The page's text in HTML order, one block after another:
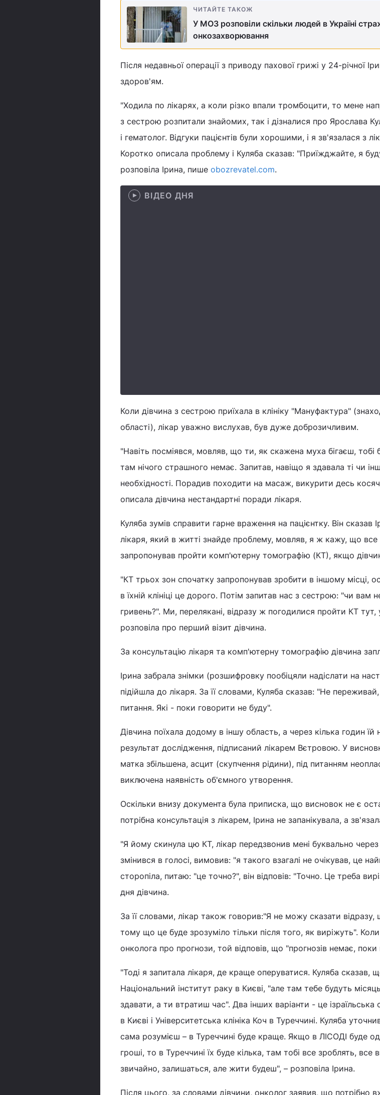
ЧИТАЙТЕ ТАКОЖ
У МОЗ розповіли скільки людей в Україні
онкозахворювання
Після недавньої операції з приводу пахової грижі у 24-річної
здоров'ям.
"Ходила по лікарях, а коли різко впали тромбоцити, то мене
з сестрою розпитали знайомих, так і дізналися про Ярослава
і гематолог. Відгуки пацієнтів були хорошими, і я зв'язалася з
Коротко описала проблему і Куляба сказав: "Приїжджайте, я
розповіла Ірина, пише obozrevatel.com.
ВІДЕО ДНЯ
Коли дівчина з сестрою приїхала в клініку "Мануфактура"
області), лікар уважно вислухав, був дуже доброзичливим.
"Навіть посміявся, мовляв, що ти, як скажена муха бігаєш, тобі
там нічого страшного немає. Запитав, навіщо я здавала ті чи
необхідності. Порадив походити на масаж, викурити десь
описала дівчина нестандартні поради лікаря.
Куляба зумів справити гарне враження на пацієнтку. Він сказав
лікаря, який в житті знайде проблему, мовляв, я ж кажу, що
запропонував пройти комп'ютерну томографію (КТ), якщо
"КТ трьох зон спочатку запропонував зробити в іншому місці,
в їхній клініці це дорого. Потім запитав нас з сестрою: "чи вам
гривень?". Ми, перелякані, відразу ж погодилися пройти КТ
розповіла про перший візит дівчина.
За консультацію лікаря та комп'ютерну томографію дівчина
Ірина забрала знімки (розшифровку пообіцяли надіслати на
підійшла до лікаря. За її словами, Куляба сказав: "Не
питання. Які - поки говорити не буду".
Дівчина поїхала додому в іншу область, а через кілька годин
результат дослідження, підписаний лікарем Вєтровою. У
матка збільшена, асцит (скупчення рідини), під питанням
виключена наявність об'ємного утворення.
Оскільки внизу документа була приписка, що висновок не є
потрібна консультація з лікарем, Ірина не запанікувала, а
"Я йому скинула цю КТ, лікар передзвонив мені буквально через
змінився в голосі, вимовив: "я такого взагалі не очікував, це
сторопіла, питаю: "це точно?", він відповів: "Точно. Це треба
дня дівчина.
За її словами, лікар також говорив:"Я не можу сказати
тому що це буде зрозуміло тільки після того, як виріжуть".
онколога про прогнози, той відповів, що "прогнозів немає,
"Тоді я запитала лікаря, де краще оперуватися. Куляба сказав,
Національний інститут раку в Києві, "але там тебе будуть
здавати, а ти втратиш час". Два інших варіанти - це ізраїльська
в Києві і Університетська клініка Коч в Туреччині. Куляба
сама розумієш – в Туреччині буде краще. Якщо в ЛІСОДІ буде
гроші, то в Туреччині їх буде кілька, там тобі все зроблять, все
звичайно, залишаться, але жити будеш", – розповіла Ірина.
Після цього, за словами дівчини, онколог заявив, що потрібно